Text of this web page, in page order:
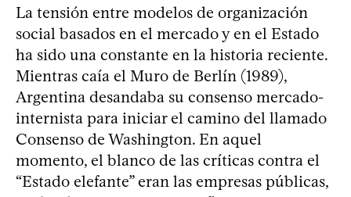
La tensión entre modelos de organización
social basados en el mercado y en el Estado
ha sido una constante en la historia reciente.
Mientras caía el Muro de Berlín (1989),
Argentina desandaba su consenso mercado-
internista para iniciar el camino del llamado
Consenso de Washington. En aquel
momento, el blanco de las críticas contra el
“Estado elefante” eran las empresas públicas,